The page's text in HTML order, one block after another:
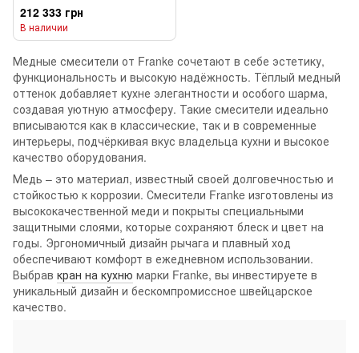
212 333 грн
В наличии
Медные смесители от Franke сочетают в себе эстетику,
функциональность и высокую надёжность. Тёплый медный
оттенок добавляет кухне элегантности и особого шарма,
создавая уютную атмосферу. Такие смесители идеально
вписываются как в классические, так и в современные
интерьеры, подчёркивая вкус владельца кухни и высокое
качество оборудования.
Медь – это материал, известный своей долговечностью и
стойкостью к коррозии. Смесители Franke изготовлены из
высококачественной меди и покрыты специальными
защитными слоями, которые сохраняют блеск и цвет на
годы. Эргономичный дизайн рычага и плавный ход
обеспечивают комфорт в ежедневном использовании.
Выбрав кран на кухню марки Franke, вы инвестируете в
уникальный дизайн и бескомпромиссное швейцарское
качество.